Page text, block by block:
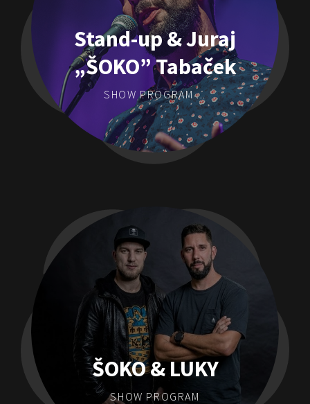
Stand-up & Juraj
„ŠOKO” Tabaček
SHOW PROGRAM ...
ŠOKO & LUKY
SHOW PROGRAM